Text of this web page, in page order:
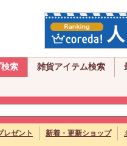
索 雑貨アイテム検索
レゼント 新着・更新ショップ